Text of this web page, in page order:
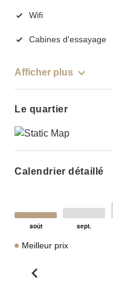
Wifi
Cabines d'essayage
Afficher plus
Le quartier
Calendrier détaillé
Meilleur prix